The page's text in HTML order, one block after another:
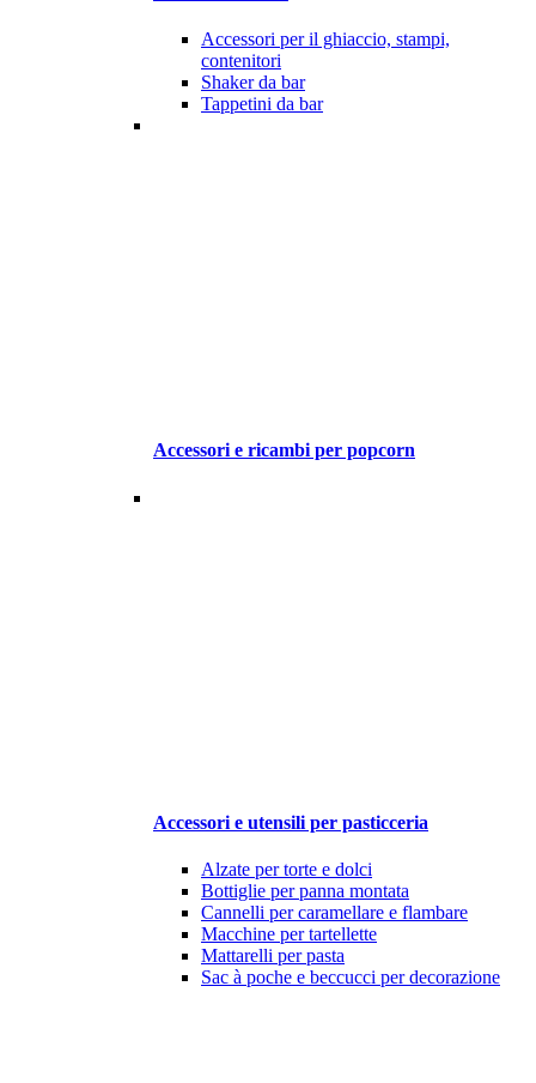
Accessori per il ghiaccio, stampi,
contenitori
Shaker da bar
Tappetini da bar
Accessori e ricambi per popcorn
Accessori e utensili per pasticceria
Alzate per torte e dolci
Bottiglie per panna montata
Cannelli per caramellare e flambare
Macchine per tartellette
Mattarelli per pasta
Sac à poche e beccucci per decorazione